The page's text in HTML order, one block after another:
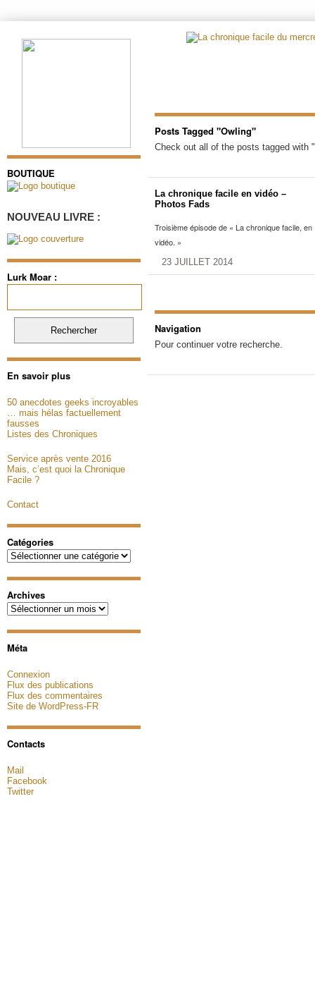
BOUTIQUE
NOUVEAU LIVRE :
Lurk Moar :
En savoir plus
50 anecdotes geeks incroyables
… mais hélas factuellement
fausses
Listes des Chroniques
Service après vente 2016
Mais, c’est quoi la Chronique
Facile ?
Contact
Catégories
Catégories
Archives
Archives
Méta
Connexion
Flux des publications
Flux des commentaires
Site de WordPress-FR
Contacts
Mail
Facebook
Twitter
Posts Tagged "Owling"
Check out all of the posts tagged with
La chronique facile en vidéo –
Photos Fads
Troisième épisode de « La chronique facile, en
vidéo. »
23 JUILLET 2014
Navigation
Pour continuer votre recherche.